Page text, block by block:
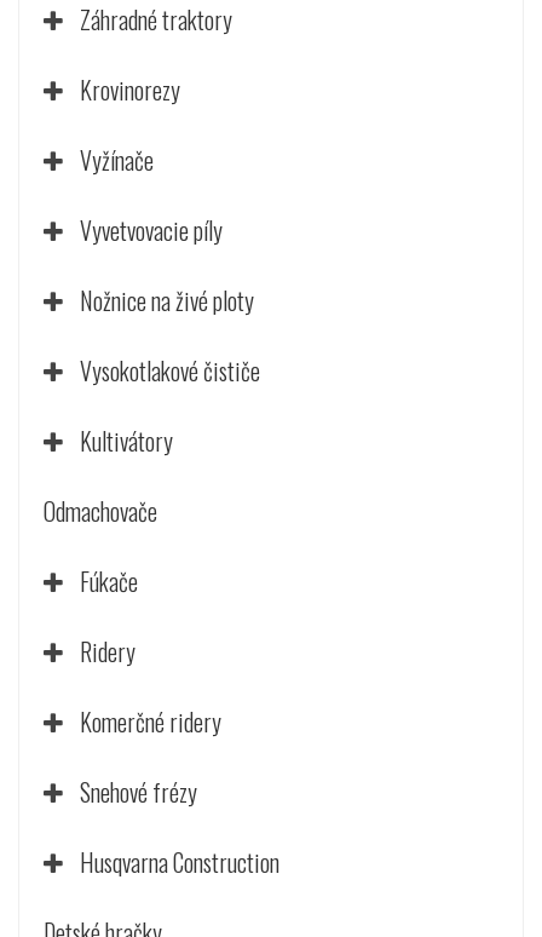
Záhradné traktory
Krovinorezy
Vyžínače
Vyvetvovacie píly
Nožnice na živé ploty
Vysokotlakové čističe
Kultivátory
Odmachovače
Fúkače
Ridery
Komerčné ridery
Snehové frézy
Husqvarna Construction